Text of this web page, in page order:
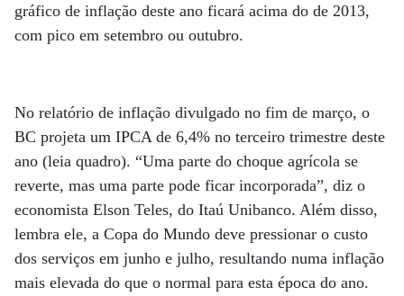
gráfico de inflação deste ano ficará acima do de 2013,
com pico em setembro ou outubro.
No relatório de inflação divulgado no fim de março, o
BC projeta um IPCA de 6,4% no terceiro trimestre deste
ano (leia quadro). “Uma parte do choque agrícola se
reverte, mas uma parte pode ficar incorporada”, diz o
economista Elson Teles, do Itaú Unibanco. Além disso,
lembra ele, a Copa do Mundo deve pressionar o custo
dos serviços em junho e julho, resultando numa inflação
mais elevada do que o normal para esta época do ano.